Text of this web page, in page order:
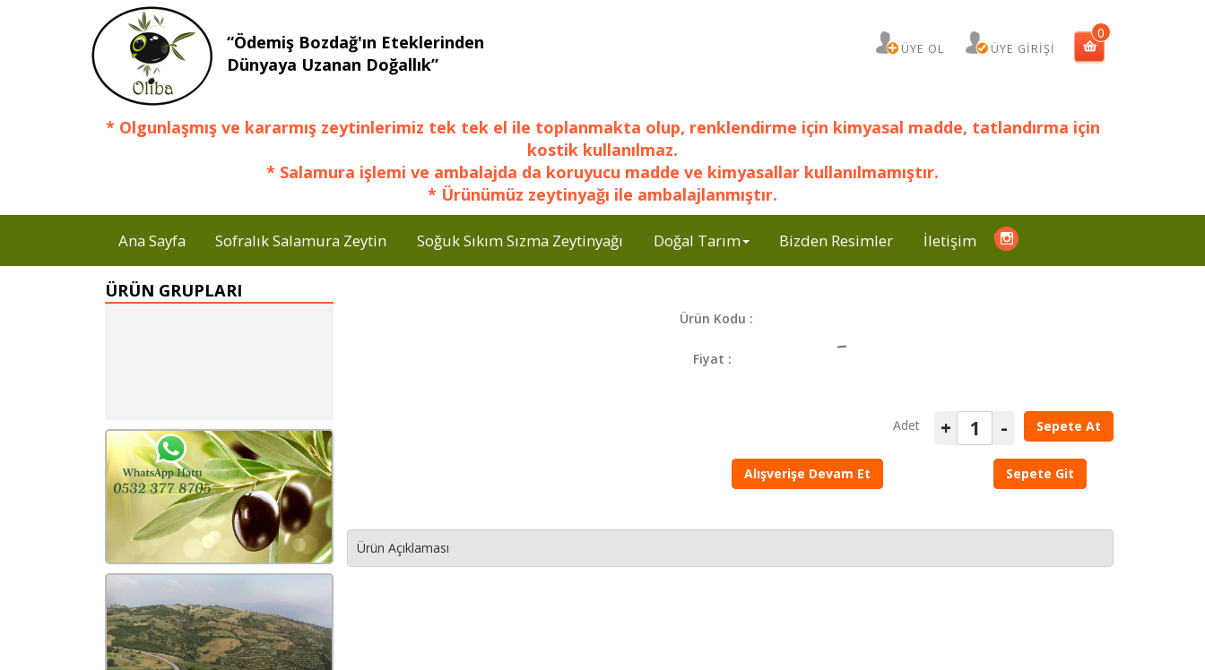
“Ödemiş Bozdağ'ın Eteklerinden
Dünyaya Uzanan Doğallık”
ÜYE OL ÜYE GİRİŞİ
0
* Olgunlaşmış ve kararmış zeytinlerimiz tek tek el ile toplanmakta olup, renklendirme için kimyasal madde, tatlandırma için
kostik kullanılmaz.
* Salamura işlemi ve ambalajda da koruyucu madde ve kimyasallar kullanılmamıştır.
* Ürünümüz zeytinyağı ile ambalajlanmıştır.
Ana Sayfa Sofralık Salamura Zeytin Soğuk Sıkım Sızma Zeytinyağı Doğal Tarım Bizden Resimler İletişim
ÜRÜN GRUPLARI
Ürün Kodu :
Fiyat :
Sepete At
Adet + -
Alışverişe Devam Et Sepete Git
Ürün Açıklaması